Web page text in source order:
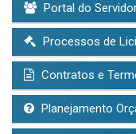
Portal do
Processos de
Contratos e
Planejamento